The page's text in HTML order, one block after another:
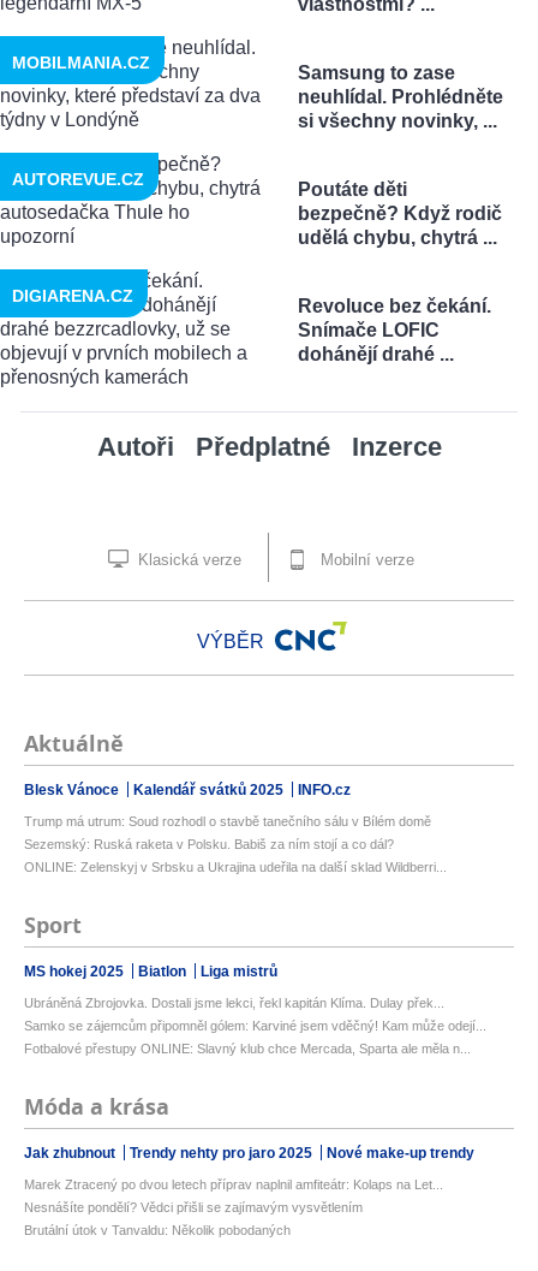
Samsung to zase
neuhlídal. Prohlédněte
si všechny novinky, ...
MOBILMANIA.CZ
Poutáte děti
bezpečně? Když rodič
udělá chybu, chytrá ...
AUTOREVUE.CZ
Revoluce bez čekání.
Snímače LOFIC
dohánějí drahé ...
DIGIARENA.CZ
Autoři Předplatné Inzerce
Klasická verze Mobilní verze
VÝBĚR
Aktuálně
Blesk Vánoce Kalendář svátků 2025 INFO.cz
Trump má utrum: Soud rozhodl o stavbě tanečního sálu v Bílém domě
Sezemský: Ruská raketa v Polsku. Babiš za ním stojí a co dál?
ONLINE: Zelenskyj v Srbsku a Ukrajina udeřila na další sklad Wildberri...
Sport
MS hokej 2025 Biatlon Liga mistrů
Ubráněná Zbrojovka. Dostali jsme lekci, řekl kapitán Klíma. Dulay přek...
Samko se zájemcům připomněl gólem: Karviné jsem vděčný! Kam může odejí...
Fotbalové přestupy ONLINE: Slavný klub chce Mercada, Sparta ale měla n...
Móda a krása
Jak zhubnout Trendy nehty pro jaro 2025 Nové make-up trendy
Marek Ztracený po dvou letech příprav naplnil amfiteátr: Kolaps na Let...
Nesnášíte pondělí? Vědci přišli se zajímavým vysvětlením
Brutální útok v Tanvaldu: Několik pobodaných